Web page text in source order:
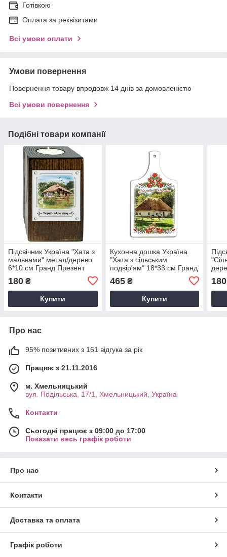
Готівкою
Оплата за реквізитами
Всі умови оплати
Умови повернення
Повернення товару впродовж 14 днів за домовленістю
Всі умови повернення
Подібні товари компанії
Підсвічник Україна "Хата з
мальвами" метал/дерево
6*10 см Гранд Презент
180 ₴
Купити
Кухонна дошка Україна
"Хата з сільським
подвір'ям" 18*33 см Гранд
465₴
Купити
180
Про нас
95% позитивних з 161 відгука за рік
Працює з 21.11.2016
м. Хмельницький
вул. Подільська, 17/1, Хмельницький, Україна
Контакти
Сьогодні працює з 09:00 до 17:00
Показати весь графік роботи
Про нас
Контакти
Доставка та оплата
Графік роботи